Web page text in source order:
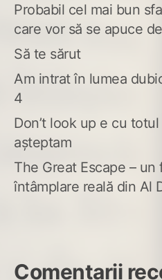
Probabil cel mai bun
care vor să se apuce
Să te sărut
Am intrat în lumea
4
Don’t look up e cu
așteptam
The Great Escape –
întâmplare reală din Al
Comentarii